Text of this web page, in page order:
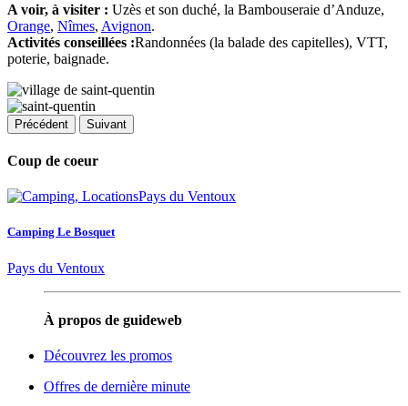
A voir, à visiter : Uzès et son duché, la Bambouseraie d’Anduze,
Orange, Nîmes, Avignon.
Activités conseillées :Randonnées (la balade des capitelles), VTT,
poterie, baignade.
Précédent Suivant
Coup de coeur
Camping Le Bosquet
Pays du Ventoux
À propos de guideweb
Découvrez les promos
Offres de dernière minute